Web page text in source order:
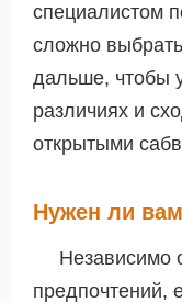
специалистом
сложно
дальше, чтобы
различиях и
открытыми
Нужен ли
Независимо
предпочтений,